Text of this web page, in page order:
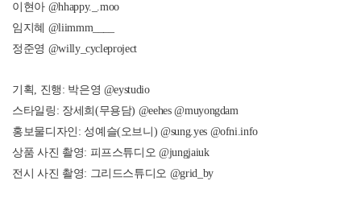
이현아 @hhappy._.moo
임지혜 @liimmm____
정준영 @willy_cycleproject
기획, 진행: 박은영 @eystudio
스타일링: 장세희(무용담) @eehes @muyongdam
홍보물디자인: 성예슬(오브니) @sung.yes @ofni.info
상품 사진 촬영: 피프스튜디오 @jungjaiuk
전시 사진 촬영: 그리드스튜디오 @grid_by